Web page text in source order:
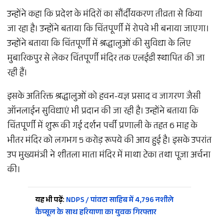
उन्होंने कहा कि प्रदेश के मंदिरों का सौंर्दीयकरण तीव्रता से किया
जा रहा है। उन्होंने बताया कि चिंतपूर्णी में रोपवे भी बनाया जाएगा।
उन्होंने बताया कि चिंतपूर्णी में श्रद्धालुओं की सुविधा के लिए
मुबारिकपुर से लेकर चिंतपूर्णी मंदिर तक एलईडी स्थापित की जा
रही हैं।
इसके अतिरिक्त श्रद्धालुओं को हवन-यज्ञ प्रसाद व जागरण जैसी
ऑनलाईन सुविधाएं भी प्रदान की जा रही है। उन्होंने बताया कि
चिंतपूर्णी में शुरू की गई दर्शन पर्ची प्रणाली के तहत 6 माह के
भीतर मंदिर को लगभग 5 करोड़ रूपये की आय हुई है। इसके उपरांत
उप मुख्यमंत्री ने शीतला माता मंदिर में माथा टेका तथा पूजा अर्चना
की।
यह भी पढ़ें: NDPS / पांवटा साहिब में 4,796 नशीले
कैप्सूल के साथ हरियाणा का युवक गिरफ्तार